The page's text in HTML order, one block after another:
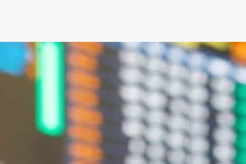
سنٹرل ایشیا